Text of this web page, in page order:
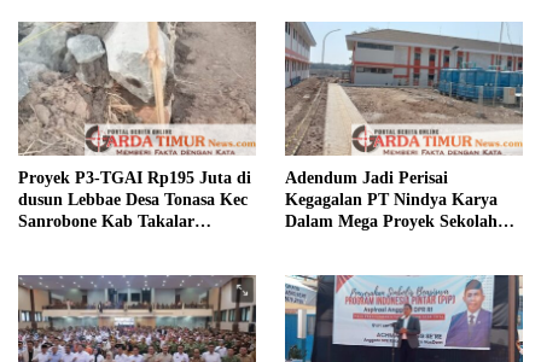
Proyek P3-TGAI Rp195 Juta di
dusun Lebbae Desa Tonasa Kec
Sanrobone Kab Takalar
Adendum Jadi Perisai
Kegagalan PT Nindya Karya
Dalam Mega Proyek Sekolah